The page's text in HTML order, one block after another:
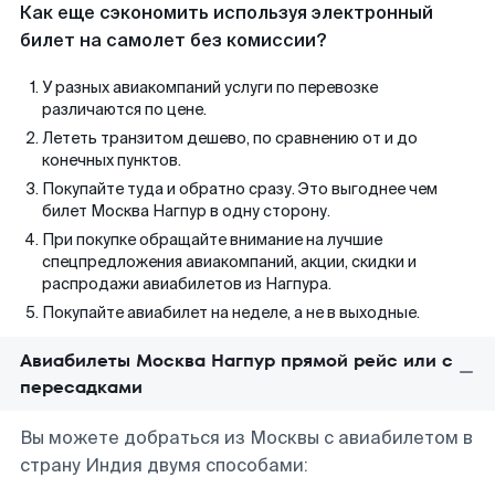
Как еще сэкономить используя электронный
билет на самолет без комиссии?
У разных авиакомпаний услуги по перевозке
различаются по цене.
Лететь транзитом дешево, по сравнению от и до
конечных пунктов.
Покупайте туда и обратно сразу. Это выгоднее чем
билет Москва Нагпур в одну сторону.
При покупке обращайте внимание на лучшие
спецпредложения авиакомпаний, акции, скидки и
распродажи авиабилетов из Нагпура.
Покупайте авиабилет на неделе, а не в выходные.
Авиабилеты Москва Нагпур прямой рейс или с
пересадками
Вы можете добраться из Москвы с авиабилетом в
страну Индия двумя способами: